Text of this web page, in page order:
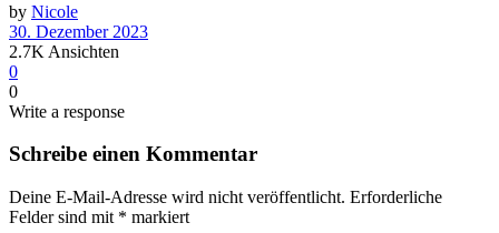
by Nicole
30. Dezember 2023
2.7K Ansichten
0
0
Write a response
Schreibe einen Kommentar
Deine E-Mail-Adresse wird nicht veröffentlicht. Erforderliche
Felder sind mit * markiert